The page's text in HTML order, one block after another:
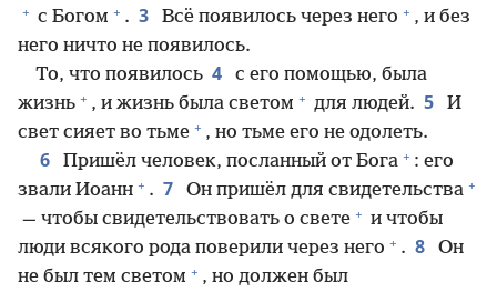
+ с Богом + . 3 Всё появилось через него + , и без
него ничто не появилось.
То, что появилось 4
с его помощью, была
жизнь + , и жизнь была светом + для людей. 5
И
свет сияет во тьме + , но тьме его не одолеть.
6 Пришёл человек, посланный от Бога + : его
звали Иоанн + . 7 Он пришёл для свидетельства +
— чтобы свидетельствовать о свете + и чтобы
люди всякого рода поверили через него + . 8
Он
не был тем светом + , но должен был